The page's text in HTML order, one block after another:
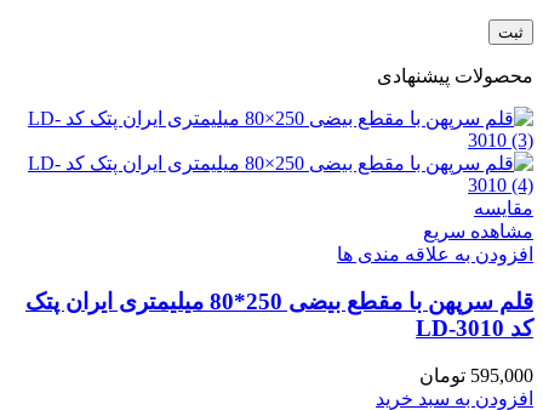
محصولات پیشنهادی
مقایسه
مشاهده سریع
افزودن به علاقه مندی ها
قلم سرپهن با مقطع بیضی 250*80 میلیمتری ایران پتک
کد LD-3010
595,000 تومان
افزودن به سبد خرید